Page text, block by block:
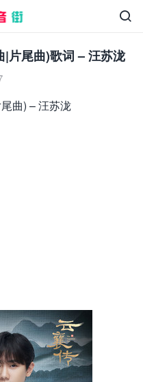

片尾曲)歌词 – 汪苏泷
曲) – 汪苏泷